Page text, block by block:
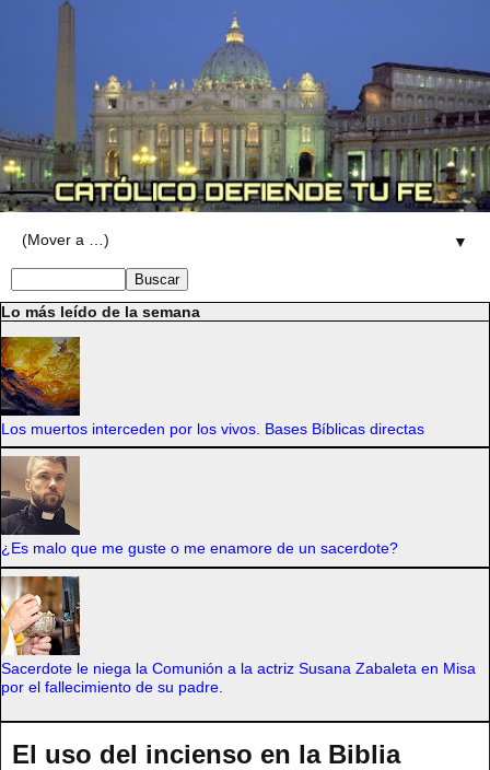
▼
Lo más leído de la semana
Los muertos interceden por los vivos. Bases Bíblicas directas
¿Es malo que me guste o me enamore de un sacerdote?
Sacerdote le niega la Comunión a la actriz Susana Zabaleta en Misa
por el fallecimiento de su padre.
El uso del incienso en la Biblia